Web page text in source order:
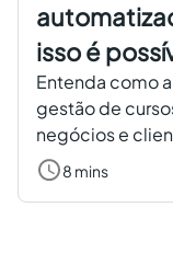
isso é
Entenda como
gestão de
negócios e
8 mins